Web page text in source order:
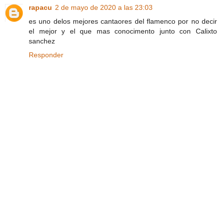
rapacu 2 de mayo de 2020 a las 23:03
es uno delos mejores cantaores del flamenco por no decir
el mejor y el que mas conocimento junto con Calixto
sanchez
Responder